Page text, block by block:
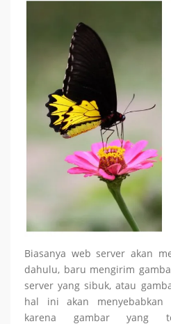
Biasanya web server akan
dahulu, baru mengirim
server yang sibuk, atau
hal ini akan
karena gambar yang